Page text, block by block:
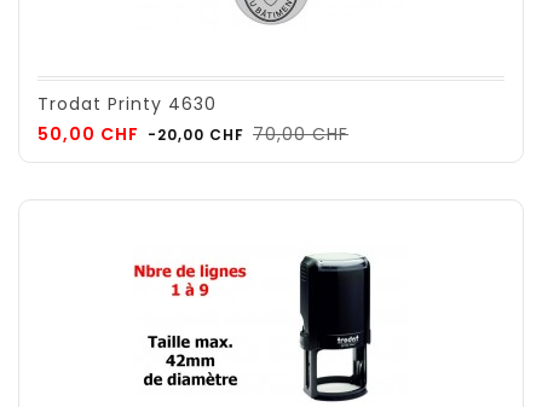
Trodat Printy 4630
50,00 CHF Prix
de
-20,00 CHF 70,00 CHFPrix